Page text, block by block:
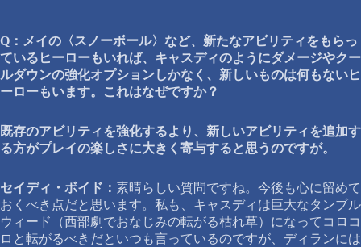
Q：メイの〈スノーボール〉など、新たなアビリティをもらっ
ているヒーローもいれば、キャスディのようにダメージやクー
ルダウンの強化オプションしかなく、新しいものは何もないヒ
ーローもいます。これはなぜですか？
既存のアビリティを強化するより、新しいアビリティを追加す
る方がプレイの楽しさに大きく寄与すると思うのですが。
セイディ・ボイド： 素晴らしい質問ですね。今後も心に留めて
おくべき点だと思います。私も、キャスディは巨大なタンブル
ウィード（西部劇でおなじみの転がる枯れ草）になってコロコ
ロと転がるべきだといつも言っているのですが、ディランには